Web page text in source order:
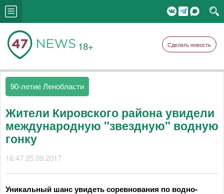
18+ Сделать новость
90-летие Ленобласти
Жители Кировского района увидели
международную "звездную" водную
гонку
16:47 25.09.2017
Уникальный шанс увидеть соревнования по водно-